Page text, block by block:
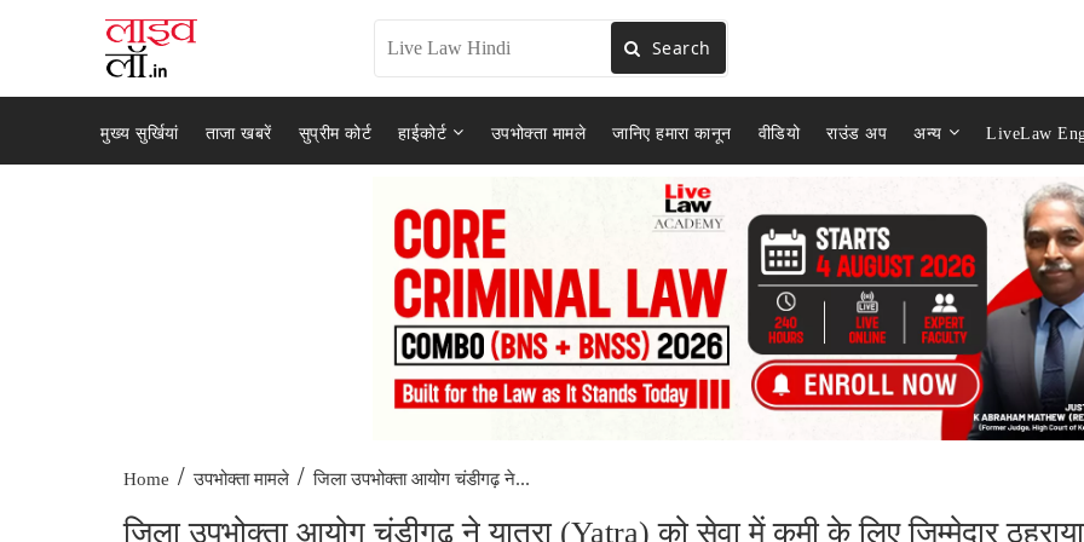
Search
मुख्य सुर्खियां ताजा खबरें सुप्रीम कोर्ट हाईकोर्ट उपभोक्ता मामले जानिए हमारा कानून वीडियो राउंड अप अन्य LiveLaw
Home / उपभोक्ता मामले / जिला उपभोक्ता आयोग चंडीगढ़ ने...
जिला उपभोक्ता आयोग चंडीगढ़ ने यात्रा (Yatra) को सेवा में कमी के लिए जिम्मेदार ठहराया